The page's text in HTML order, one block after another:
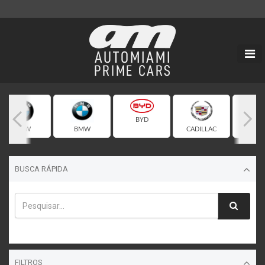
BMW BMW
BYD
CADILLAC
BUSCA RÁPIDA
FILTROS